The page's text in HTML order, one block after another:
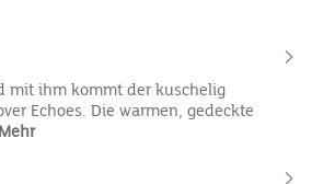
mit ihm kommt der kuschelig
Echoes. Die warmen, gedeckte
Mehr